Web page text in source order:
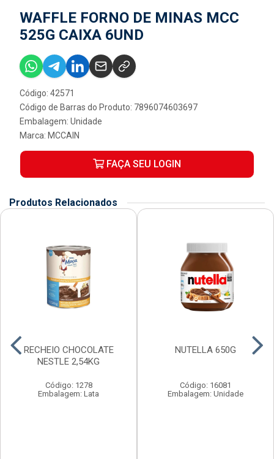
WAFFLE FORNO DE MINAS MCC
525G CAIXA 6UND
Código: 42571
Código de Barras do Produto: 7896074603697
Embalagem: Unidade
Marca: MCCAIN
FAÇA SEU LOGIN
Produtos Relacionados
RECHEIO CHOCOLATE
NESTLE 2,54KG
Código: 1278
Embalagem: Lata
NUTELLA 650G
Código: 16081
Embalagem: Unidade